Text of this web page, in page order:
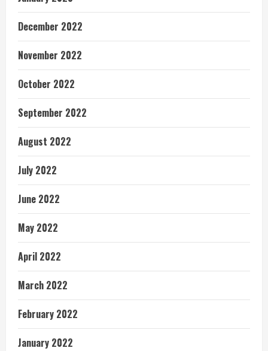
December 2022
November 2022
October 2022
September 2022
August 2022
July 2022
June 2022
May 2022
April 2022
March 2022
February 2022
January 2022